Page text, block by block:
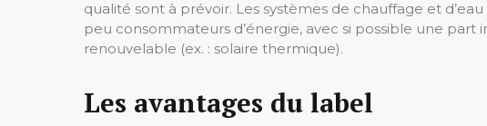
qualité sont à prévoir. Les systèmes de chauffage et
peu consommateurs d’énergie, avec si possible une
renouvelable (ex. : solaire thermique).
Les avantages du label